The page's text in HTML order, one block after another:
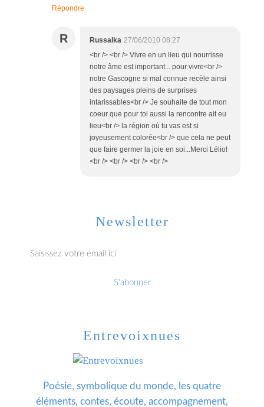
Répondre
R Russalka 27/06/2010 08:27
<br /> <br /> Vivre en un lieu qui nourrisse
notre âme est important... pour vivre<br />
notre Gascogne si mal connue recèle ainsi
des paysages pleins de surprises
intarissables<br /> Je souhaite de tout mon
coeur que pour toi aussi la rencontre ait eu
lieu<br /> la région où tu vas est si
joyeusement colorée<br /> que cela ne peut
que faire germer la joie en soi...Merci Lélio!
<br /> <br /> <br /> <br />
Newsletter
Entrevoixnues
Poésie, symbolique du monde, les quatre
éléments, contes, écoute, accompagnement,